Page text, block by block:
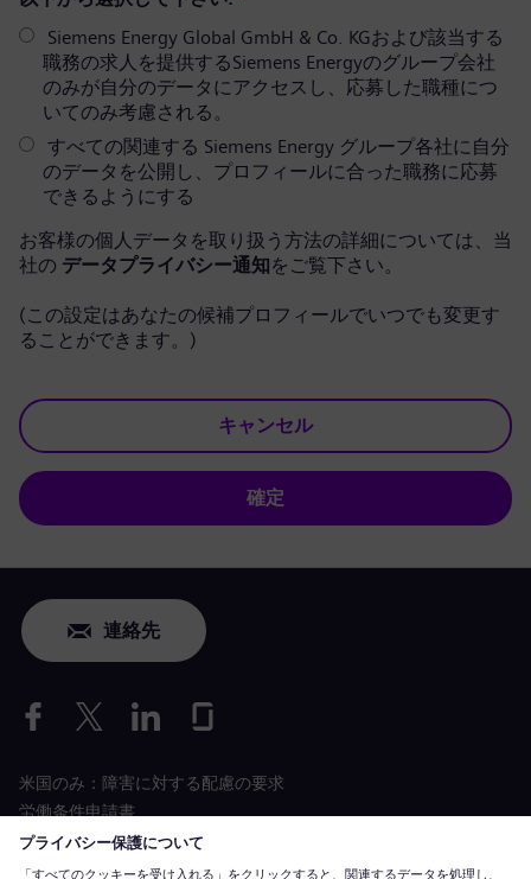
Siemens Energy Global GmbH & Co. KGおよび該当する
職務の求人を提供するSiemens Energyのグループ会社
のみが自分のデータにアクセスし、応募した職種につ
いてのみ考慮される。
すべての関連する Siemens Energy グループ各社に自分
のデータを公開し、プロフィールに合った職務に応募
できるようにする
お客様の個人データを取り扱う方法の詳細については、当
社の データプライバシー通知をご覧下さい。
(この設定はあなたの候補プロフィールでいつでも変更す
ることができます。)
キャンセル
確定
連絡先
米国のみ：障害に対する配慮の要求
労働条件申請書
siemens-energy.comグローバルウェブサイト